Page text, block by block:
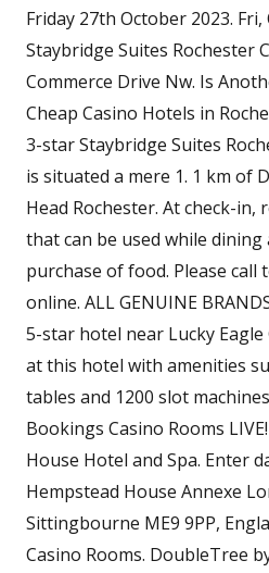
Friday 27th October 2023. Fri,
Staybridge Suites Rochester
Commerce Drive Nw. Is
Cheap Casino Hotels in
3-star Staybridge Suites
is situated a mere 1. 1 km of
Head Rochester. At check-in,
that can be used while
purchase of food. Please
online. ALL GENUINE
5-star hotel near Lucky
at this hotel with amenities
tables and 1200 slot
Bookings Casino Rooms
House Hotel and Spa. Enter
Hempstead House Annexe
Sittingbourne ME9 9PP,
Casino Rooms. DoubleTree